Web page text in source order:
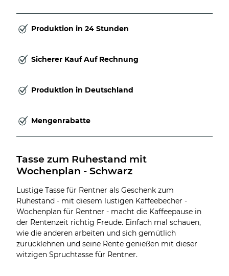
Produktion in 24 Stunden
Sicherer Kauf Auf Rechnung
Produktion in Deutschland
Mengenrabatte
Tasse zum Ruhestand mit
Wochenplan - Schwarz
Lustige Tasse für Rentner als Geschenk zum
Ruhestand - mit diesem lustigen Kaffeebecher -
Wochenplan für Rentner - macht die Kaffeepause in
der Rentenzeit richtig Freude. Einfach mal schauen,
wie die anderen arbeiten und sich gemütlich
zurücklehnen und seine Rente genießen mit dieser
witzigen Spruchtasse für Rentner.